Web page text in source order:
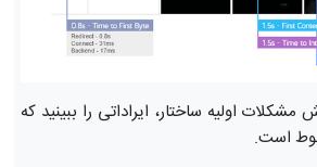
اولیه ساختار، ایراداتی را ببینید که
است.